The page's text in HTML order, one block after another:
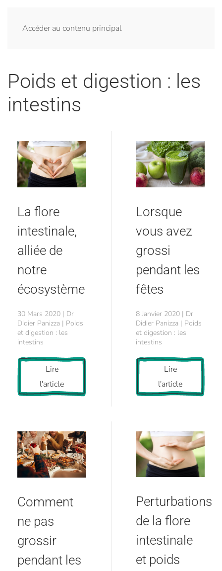
Accéder au contenu principal
Poids et digestion : les
intestins
La flore
intestinale,
alliée de
notre
écosystème
30 Mars 2020 | Dr
Didier Panizza | Poids
et digestion : les
intestins
Lire
l'article
Lorsque
vous avez
grossi
pendant les
fêtes
8 Janvier 2020 | Dr
Didier Panizza | Poids
et digestion : les
intestins
Lire
l'article
Comment
ne pas
grossir
pendant les
Perturbations
de la flore
intestinale
et poids